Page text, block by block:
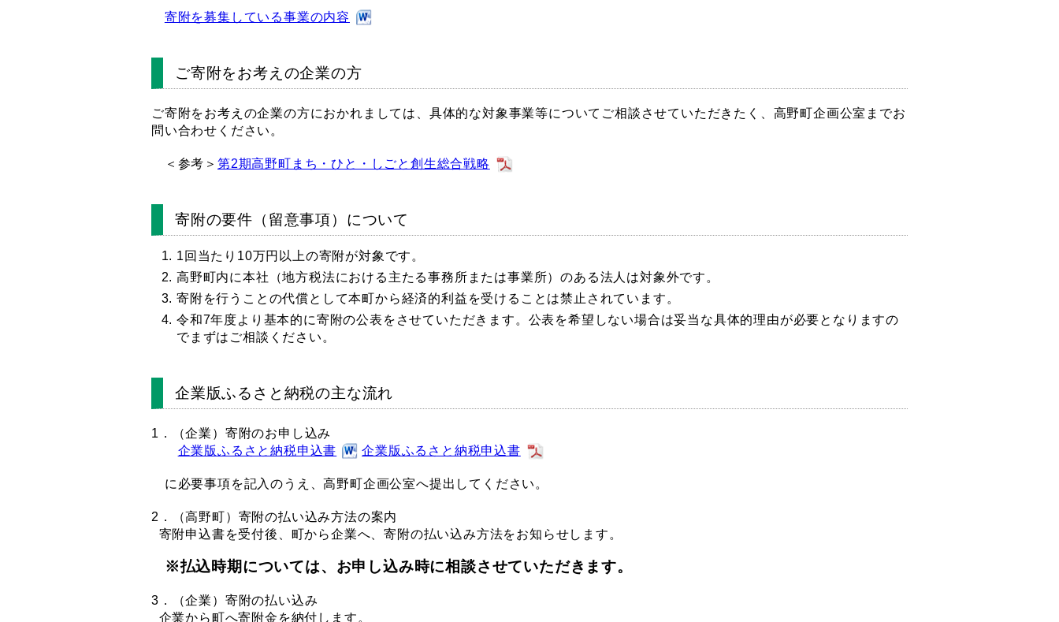
寄附を募集している事業の内容
ご寄附をお考えの企業の方
ご寄附をお考えの企業の方におかれましては、具体的な対象事業等についてご相談させていただきたく、高野町企画公室までお
問い合わせください。
＜参考＞ 第2期高野町まち・ひと・しごと創生総合戦略
寄附の要件（留意事項）について
1回当たり10万円以上の寄附が対象です。
高野町内に本社（地方税法における主たる事務所または事業所）のある法人は対象外です。
寄附を行うことの代償として本町から経済的利益を受けることは禁止されています。
令和7年度より基本的に寄附の公表をさせていただきます。公表を希望しない場合は妥当な具体的理由が必要となりますの
でまずはご相談ください。
企業版ふるさと納税の主な流れ
1．（企業）寄附のお申し込み
企業版ふるさと納税申込書
企業版ふるさと納税申込書
に必要事項を記入のうえ、高野町企画公室へ提出してください。
2．（高野町）寄附の払い込み方法の案内
寄附申込書を受付後、町から企業へ、寄附の払い込み方法をお知らせします。
※払込時期については、お申し込み時に相談させていただきます。
3．（企業）寄附の払い込み
企業から町へ寄附金を納付します。